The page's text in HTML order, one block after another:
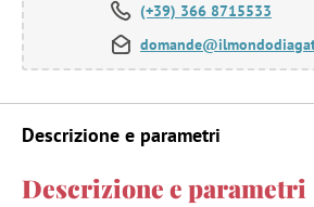
(+39) 366 8715533
Descrizione e parametri
Descrizione e parametri